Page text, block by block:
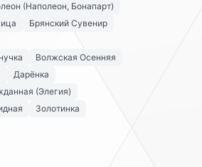
(Наполеон, Бонапарт)
Брянский Сувенир
Волжская Осенняя
Дарёнка
(Элегия)
Золотинка